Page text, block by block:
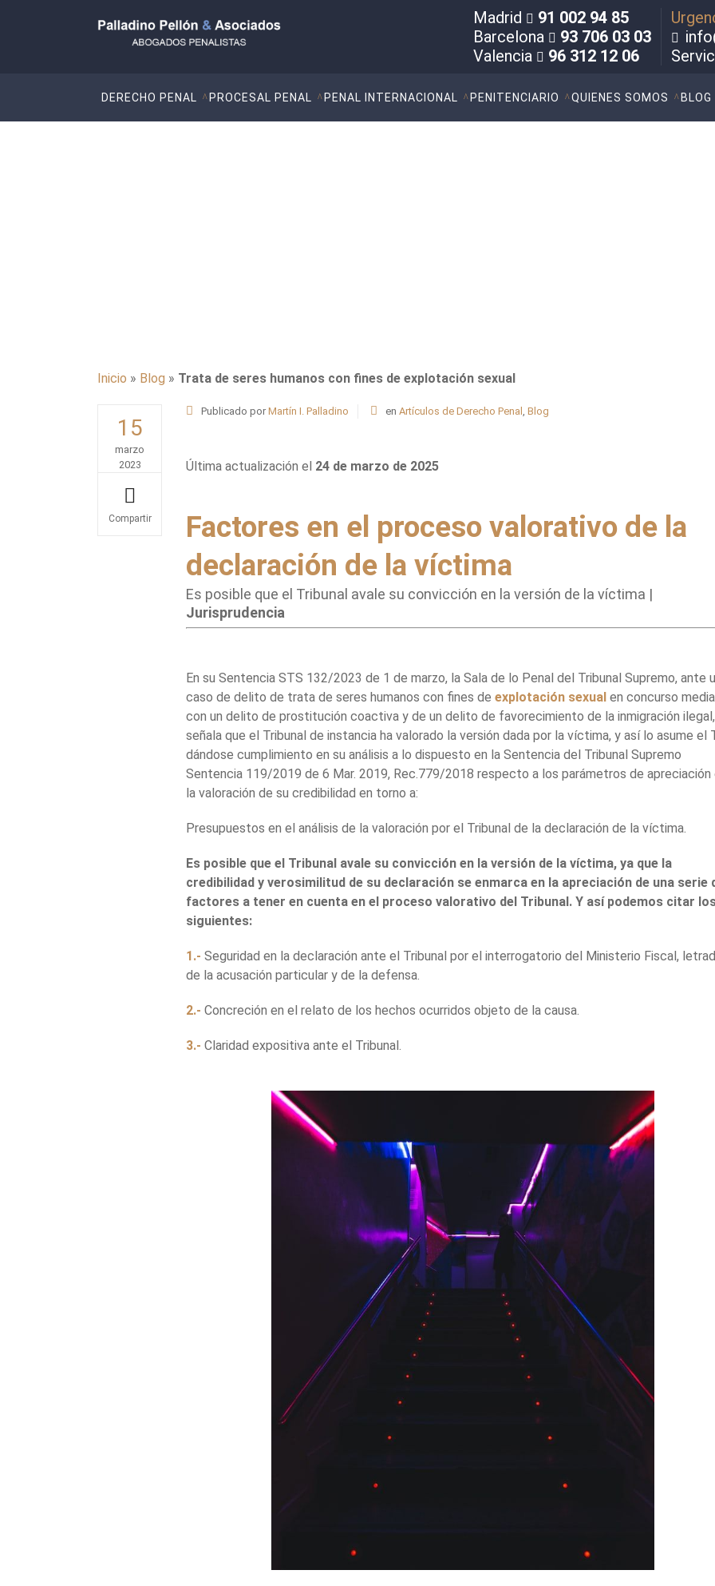
Madrid
91 002 94 85
Barcelona
93 706 03 03
Valencia
96 312 12 06
DERECHO PENAL PROCESAL PENAL PENAL INTERNACIONAL PENITENCIARIO QUIENES SOMOS BLOG
Inicio » Blog » Trata de seres humanos con fines de explotación sexual
15
marzo
2023
Publicado por Martín I. Palladino en Artículos de Derecho Penal , Blog
Última actualización el 24 de marzo de 2025
Factores en el proceso valorativo de la
declaración de la víctima
Es posible que el Tribunal avale su convicción en la versión de la víctima |
Jurisprudencia
En su Sentencia STS 132/2023 de 1 de marzo, la Sala de lo Penal del Tribunal Supremo, ante
caso de delito de trata de seres humanos con fines de explotación sexual en concurso
con un delito de prostitución coactiva y de un delito de favorecimiento de la inmigración ilegal,
señala que el Tribunal de instancia ha valorado la versión dada por la víctima, y así lo asume el
dándose cumplimiento en su análisis a lo dispuesto en la Sentencia del Tribunal Supremo
Sentencia 119/2019 de 6 Mar. 2019, Rec.779/2018 respecto a los parámetros de apreciación
la valoración de su credibilidad en torno a:
Presupuestos en el análisis de la valoración por el Tribunal de la declaración de la víctima.
Es posible que el Tribunal avale su convicción en la versión de la víctima, ya que la
credibilidad y verosimilitud de su declaración se enmarca en la apreciación de una serie
factores a tener en cuenta en el proceso valorativo del Tribunal. Y así podemos citar
siguientes:
1.- Seguridad en la declaración ante el Tribunal por el interrogatorio del Ministerio Fiscal,
de la acusación particular y de la defensa.
2.- Concreción en el relato de los hechos ocurridos objeto de la causa.
3.- Claridad expositiva ante el Tribunal.